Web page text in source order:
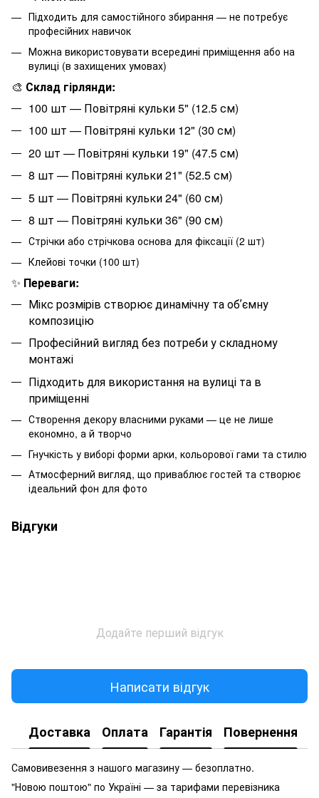
Підходить для самостійного збирання — не потребує
професійних навичок
Можна використовувати всередині приміщення або на
вулиці (в захищених умовах)
🎨 Склад гірлянди:
100 шт — Повітряні кульки 5" (12.5 см)
100 шт — Повітряні кульки 12" (30 см)
20 шт — Повітряні кульки 19" (47.5 см)
8 шт — Повітряні кульки 21" (52.5 см)
5 шт — Повітряні кульки 24" (60 см)
8 шт — Повітряні кульки 36" (90 см)
Стрічки або стрічкова основа для фіксації (2 шт)
Клейові точки (100 шт)
✨ Переваги:
Мікс розмірів створює динамічну та обʼємну
композицію
Професійний вигляд без потреби у складному
монтажі
Підходить для використання на вулиці та в
приміщенні
Створення декору власними руками — це не лише
економно, а й творчо
Гнучкість у виборі форми арки, кольорової гами та стилю
Атмосферний вигляд, що приваблює гостей та створює
ідеальний фон для фото
Відгуки
Додайте перший відгук
Написати відгук
Доставка Оплата Гарантія Повернення
Самовивезення з нашого магазину — безоплатно.
"Новою поштою" по Україні — за тарифами перевізника